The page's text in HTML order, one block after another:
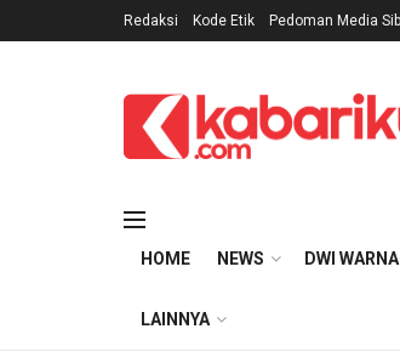
Redaksi Kode Etik Pedoman Media
HOME NEWS DWI WARNA
LAINNYA